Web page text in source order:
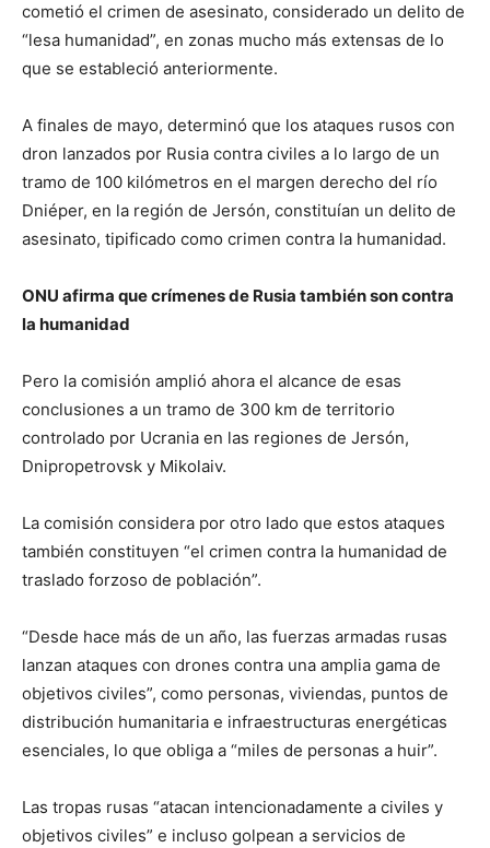
cometió el crimen de asesinato, considerado un delito de
“lesa humanidad”, en zonas mucho más extensas de lo
que se estableció anteriormente.
A finales de mayo, determinó que los ataques rusos con
dron lanzados por Rusia contra civiles a lo largo de un
tramo de 100 kilómetros en el margen derecho del río
Dniéper, en la región de Jersón, constituían un delito de
asesinato, tipificado como crimen contra la humanidad.
ONU afirma que crímenes de Rusia también son contra
la humanidad
Pero la comisión amplió ahora el alcance de esas
conclusiones a un tramo de 300 km de territorio
controlado por Ucrania en las regiones de Jersón,
Dnipropetrovsk y Mikolaiv.
La comisión considera por otro lado que estos ataques
también constituyen “el crimen contra la humanidad de
traslado forzoso de población”.
“Desde hace más de un año, las fuerzas armadas rusas
lanzan ataques con drones contra una amplia gama de
objetivos civiles”, como personas, viviendas, puntos de
distribución humanitaria e infraestructuras energéticas
esenciales, lo que obliga a “miles de personas a huir”.
Las tropas rusas “atacan intencionadamente a civiles y
objetivos civiles” e incluso golpean a servicios de